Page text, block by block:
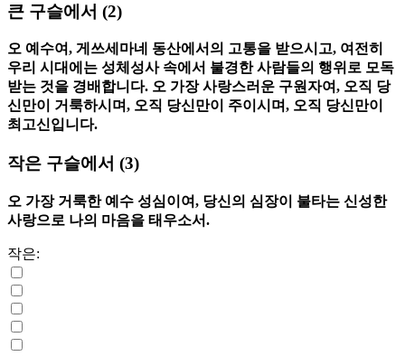
큰 구슬에서 (2)
오 예수여, 게쓰세마네 동산에서의 고통을 받으시고, 여전히
우리 시대에는 성체성사 속에서 불경한 사람들의 행위로 모독
받는 것을 경배합니다. 오 가장 사랑스러운 구원자여, 오직 당
신만이 거룩하시며, 오직 당신만이 주이시며, 오직 당신만이
최고신입니다.
작은 구슬에서 (3)
오 가장 거룩한 예수 성심이여, 당신의 심장이 불타는 신성한
사랑으로 나의 마음을 태우소서.
작은: